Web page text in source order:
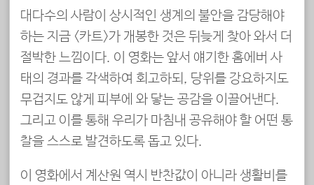
대다수의 사람이 상시적인 생계의 불안을 감당해야
하는 지금 <카트>가 개봉한 것은 뒤늦게 찾아 와서 더
절박한 느낌이다. 이 영화는 앞서 얘기한 홈에버 사
태의 경과를 각색하여 회고하되, 당위를 강요하지도
무겁지도 않게 피부에 와 닿는 공감을 이끌어낸다.
그리고 이를 통해 우리가 마침내 공유해야 할 어떤 통
찰을 스스로 발견하도록 돕고 있다.
이 영화에서 계산원 역시 반찬값이 아니라 생활비를